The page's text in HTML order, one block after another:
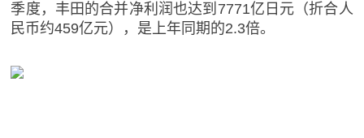
季度，丰田的合并净利润也达到7771亿日元（折合人
民币约459亿元），是上年同期的2.3倍。